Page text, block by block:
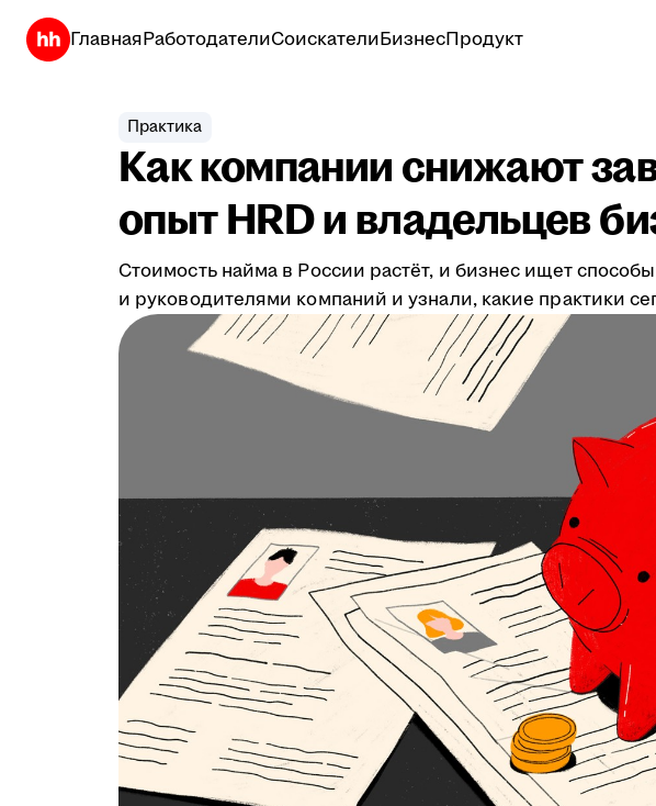
ГлавнаяРаботодателиСоискателиБизнесПродукт
Практика
Как компании снижают
опыт HRD и владельцев
Стоимость найма в России растёт, и бизнес ищет
и руководителями компаний и узнали, какие практики